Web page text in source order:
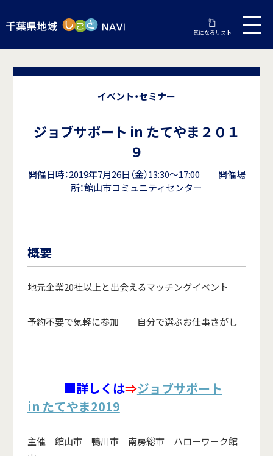
気になるリスト
イベント・セミナー
ジョブサポート in たてやま２０１
９
開催日時：2019年7月26日（金）13:30～17:00 開催場
所：館山市コミュニティセンター
概要
地元企業20社以上と出会えるマッチングイベント
予約不要で気軽に参加 自分で選ぶお仕事さがし
■詳しくは⇒ジョブサポート
in たてやま2019
主催 館山市 鴨川市 南房総市 ハローワーク館